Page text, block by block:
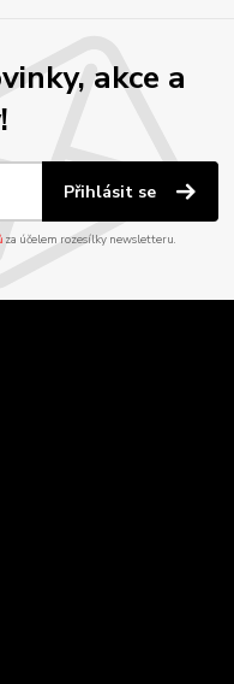
akce a
Přihlásit se
za účelem rozesílky newsletteru.